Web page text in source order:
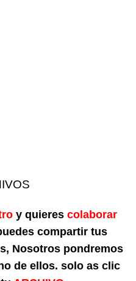
y quieres colaborar
compartir tus
Nosotros pondremos
de ellos. solo as clic